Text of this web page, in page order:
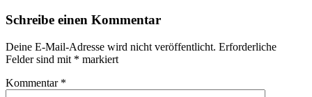
Schreibe einen Kommentar
Deine E-Mail-Adresse wird nicht veröffentlicht. Erforderliche
Felder sind mit * markiert
Kommentar *